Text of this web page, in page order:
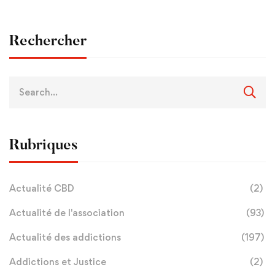
Rechercher
Rubriques
Actualité CBD (2)
Actualité de l'association (93)
Actualité des addictions (197)
Addictions et Justice (2)